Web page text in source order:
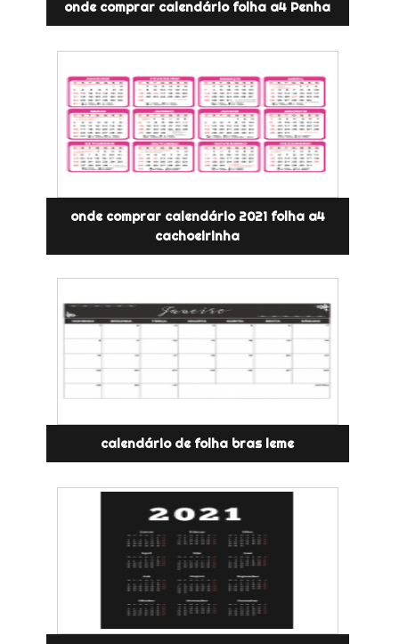
onde comprar calendário folha a4 Penha
onde comprar calendário 2021 folha a4
cachoeirinha
calendário de folha bras leme